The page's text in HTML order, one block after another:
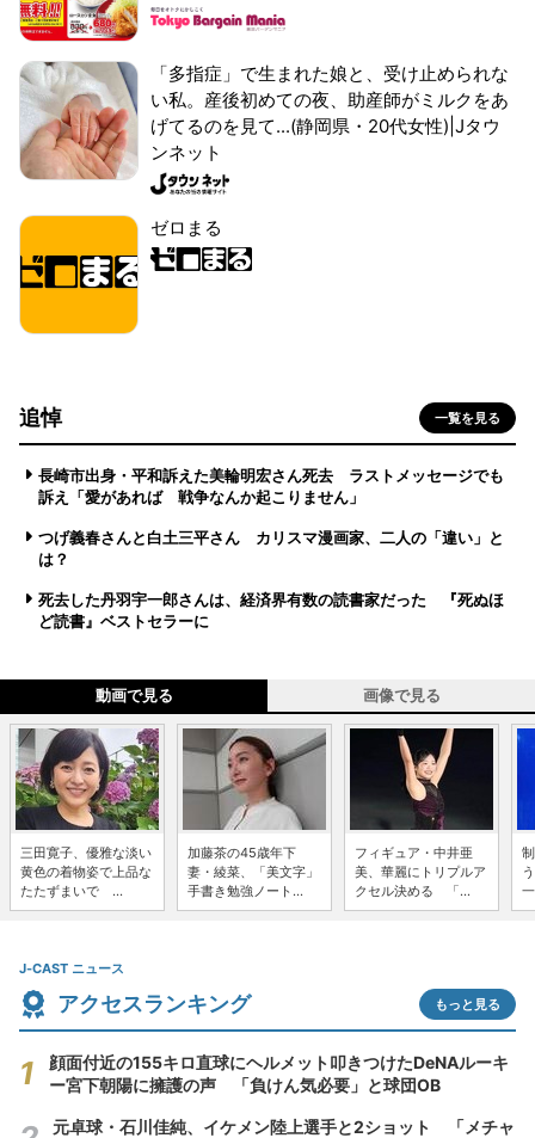
「多指症」で生まれた娘と、受け止められな
い私。産後初めての夜、助産師がミルクをあ
げてるのを見て...(静岡県・20代女性)|Jタウ
ンネット
ゼロまる
追悼 一覧を見る
長崎市出身・平和訴えた美輪明宏さん死去 ラストメッセージでも
訴え「愛があれば 戦争なんか起こりません」
つげ義春さんと白土三平さん カリスマ漫画家、二人の「違い」と
は？
死去した丹羽宇一郎さんは、経済界有数の読書家だった 『死ぬほ
ど読書』ベストセラーに
動画で見る 画像で見る
三田寛子、優雅な淡い
黄色の着物姿で上品な
たたずまいで ...
加藤茶の45歳年下
妻・綾菜、「美文字」
手書き勉強ノート...
フィギュア・中井亜
美、華麗にトリプルア
クセル決める 「...
J-CAST ニュース
アクセスランキング もっと見る
顔面付近の155キロ直球にヘルメット叩きつけたDeNAルーキ
ー宮下朝陽に擁護の声 「負けん気必要」と球団OB
元卓球・石川佳純、イケメン陸上選手と2ショット 「メチャ